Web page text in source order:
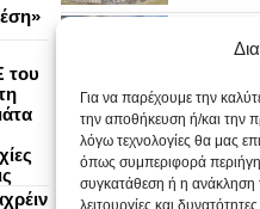
Για να παρέχουμε την
την αποθήκευση ή/και την
λόγω τεχνολογίες θα μας
όπως συμπεριφορά
συγκατάθεση ή η ανάκληση
λειτουργίες και δυνατότητες.
στο
Οι
με